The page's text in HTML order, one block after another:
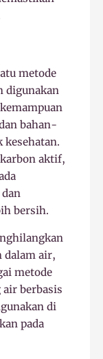
metode
digunakan
bahan-
kesehatan.
aktif,
bersih.
dalam air,
metode
berbasis
di
pada